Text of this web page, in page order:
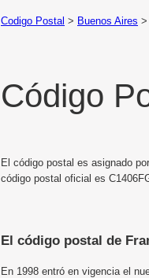
Codigo Postal > Buenos Aires >
Código
El código postal es asignado
código postal oficial es
El código postal de
En 1998 entró en vigencia el